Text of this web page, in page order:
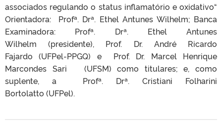
associados regulando o status inflamatório e oxidativo“
Orientadora: Profª. Drª. Ethel Antunes Wilhelm; Banca
Examinadora: Profª. Drª. Ethel Antunes
Wilhelm (presidente), Prof. Dr. André Ricardo
Fajardo (UFPel-PPGQ) e Prof. Dr. Marcel Henrique
Marcondes Sari (UFSM) como titulares; e, como
suplente, a Profª. Drª. Cristiani Folharini
Bortolatto (UFPel).